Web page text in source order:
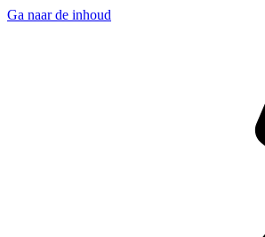
Ga naar de inhoud